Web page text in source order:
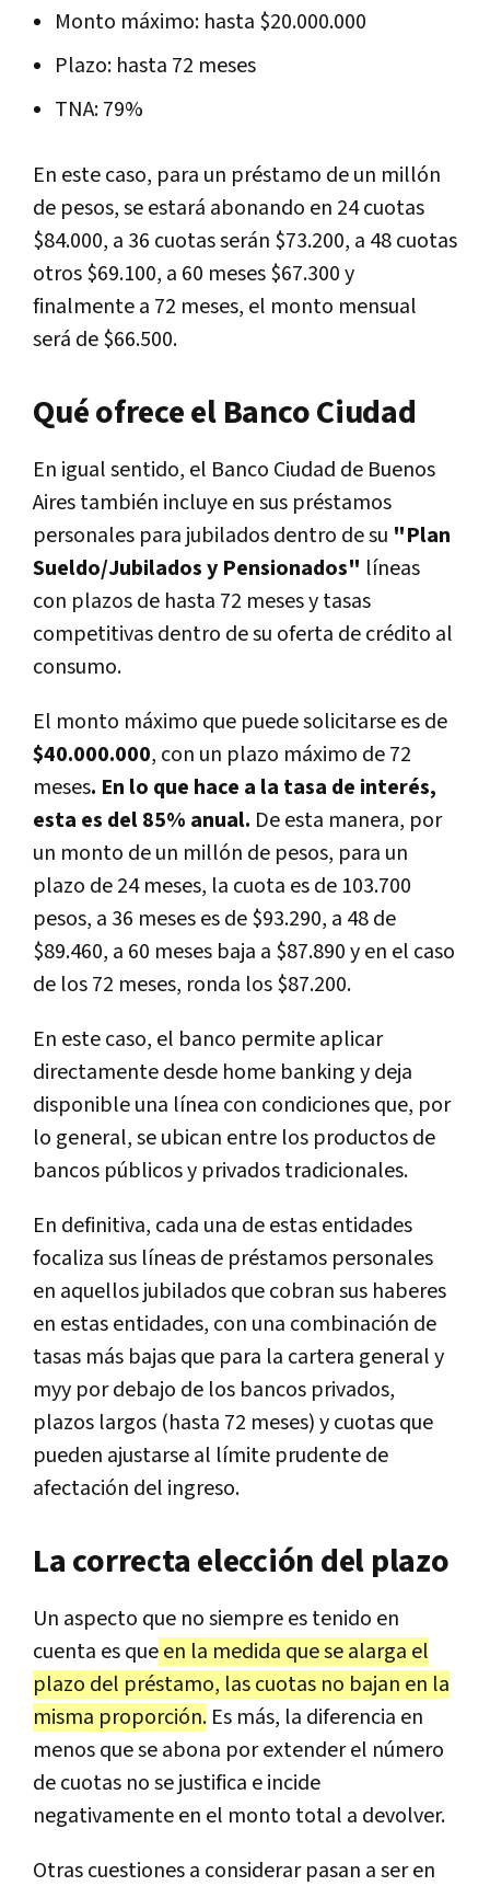
Monto máximo: hasta $20.000.000
Plazo: hasta 72 meses
TNA: 79%
En este caso, para un préstamo de un millón
de pesos, se estará abonando en 24 cuotas
$84.000, a 36 cuotas serán $73.200, a 48 cuotas
otros $69.100, a 60 meses $67.300 y
finalmente a 72 meses, el monto mensual
será de $66.500.
Qué ofrece el Banco Ciudad
En igual sentido, el Banco Ciudad de Buenos
Aires también incluye en sus préstamos
personales para jubilados dentro de su "Plan
Sueldo/Jubilados y Pensionados" líneas
con plazos de hasta 72 meses y tasas
competitivas dentro de su oferta de crédito al
consumo.
El monto máximo que puede solicitarse es de
$40.000.000, con un plazo máximo de 72
meses. En lo que hace a la tasa de interés,
esta es del 85% anual. De esta manera, por
un monto de un millón de pesos, para un
plazo de 24 meses, la cuota es de 103.700
pesos, a 36 meses es de $93.290, a 48 de
$89.460, a 60 meses baja a $87.890 y en el caso
de los 72 meses, ronda los $87.200.
En este caso, el banco permite aplicar
directamente desde home banking y deja
disponible una línea con condiciones que, por
lo general, se ubican entre los productos de
bancos públicos y privados tradicionales.
En definitiva, cada una de estas entidades
focaliza sus líneas de préstamos personales
en aquellos jubilados que cobran sus haberes
en estas entidades, con una combinación de
tasas más bajas que para la cartera general y
myy por debajo de los bancos privados,
plazos largos (hasta 72 meses) y cuotas que
pueden ajustarse al límite prudente de
afectación del ingreso.
La correcta elección del plazo
Un aspecto que no siempre es tenido en
cuenta es queen la medida que se alarga el
plazo del préstamo, las cuotas no bajan en la
misma proporción. Es más, la diferencia en
menos que se abona por extender el número
de cuotas no se justifica e incide
negativamente en el monto total a devolver.
Otras cuestiones a considerar pasan a ser en